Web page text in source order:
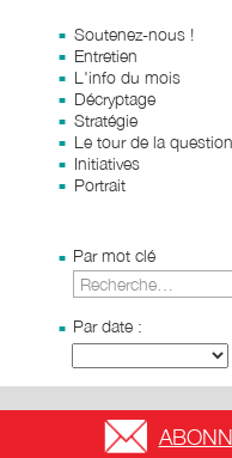
Soutenez-nous !
Entretien
L'info du mois
Décryptage
Stratégie
Le tour de la question
Initiatives
Portrait
Par mot clé
Par date :